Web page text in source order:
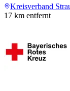
Kreisverband
17 km entfernt